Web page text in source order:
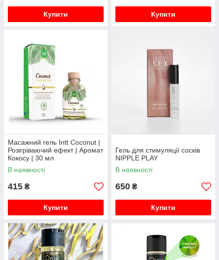
Купити Купити
Масажний гель Intt Coconut |
Розігріваючий ефект | Аромат
Кокосу | 30 мл
В наявності
415 ₴
Купити
Гель для стимуляції сосків
NIPPLE PLAY
В наявності
650 ₴
Купити